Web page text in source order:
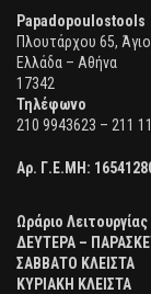
Papadopoulostools
Πλουτάρχου 65,
Ελλάδα – Αθήνα
17342
Τηλέφωνο
210 9943623 – 211
Αρ. Γ.Ε.ΜΗ:
Ωράριο Λειτουργίας
ΔΕΥΤΕΡΑ –
ΣΑΒΒΑΤΟ ΚΛΕΙΣΤΑ
ΚΥΡΙΑΚΗ ΚΛΕΙΣΤΑ